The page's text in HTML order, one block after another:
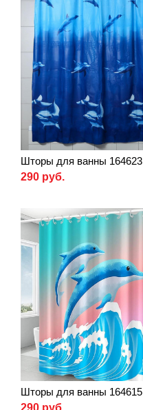
Шторы для ванны 164623
290 руб.
Шторы для ванны 164615
290 руб.